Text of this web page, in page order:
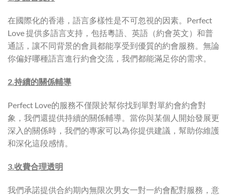
在國際化的香港，語言多樣性是不可忽視的因素。Perfect
Love 提供多語言支持，包括粵語、英語（約會英文）和普
通話，讓不同背景的會員都能享受到優質的約會服務。無論
你偏好哪種語言進行約會交流，我們都能滿足你的需求。
2.持續的關係輔導
Perfect Love的服務不僅限於幫你找到單對單約會約會對
象，我們還提供持續的關係輔導。當你與某個人開始發展更
深入的關係時，我們的專家可以為你提供建議，幫助你維護
和深化這段感情。
3.收費合理透明
我們承諾提供合約期內無限次男女一對一約會配對服務，意